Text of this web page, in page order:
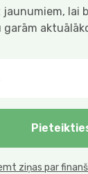
jaunumiem, lai
garām
ziņas par